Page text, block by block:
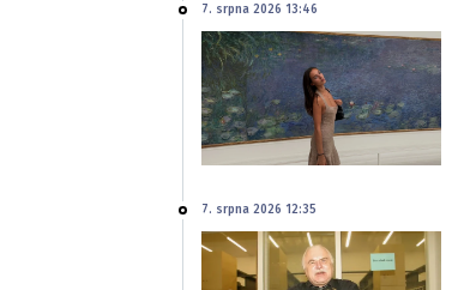
7. srpna 2026 13:46
7. srpna 2026 12:35